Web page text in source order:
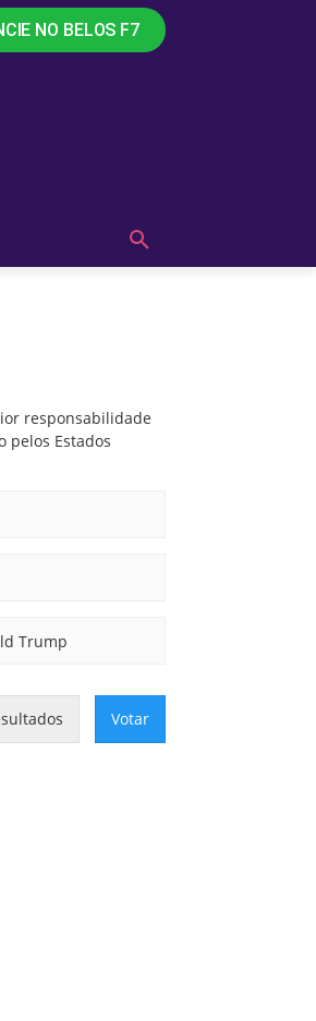
NO BELOS F7
responsabilidade
pelos Estados
Trump
Votar